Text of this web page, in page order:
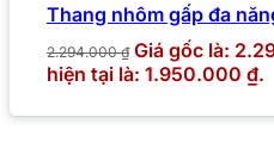
Thang nhôm gấp đa
2.294.000₫ Giá gốc là:
hiện tại là: 1.950.000 ₫.